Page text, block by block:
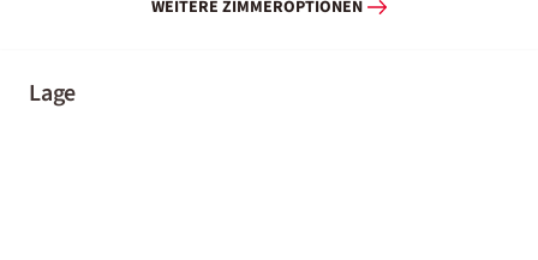
WEITERE ZIMMEROPTIONEN
Lage